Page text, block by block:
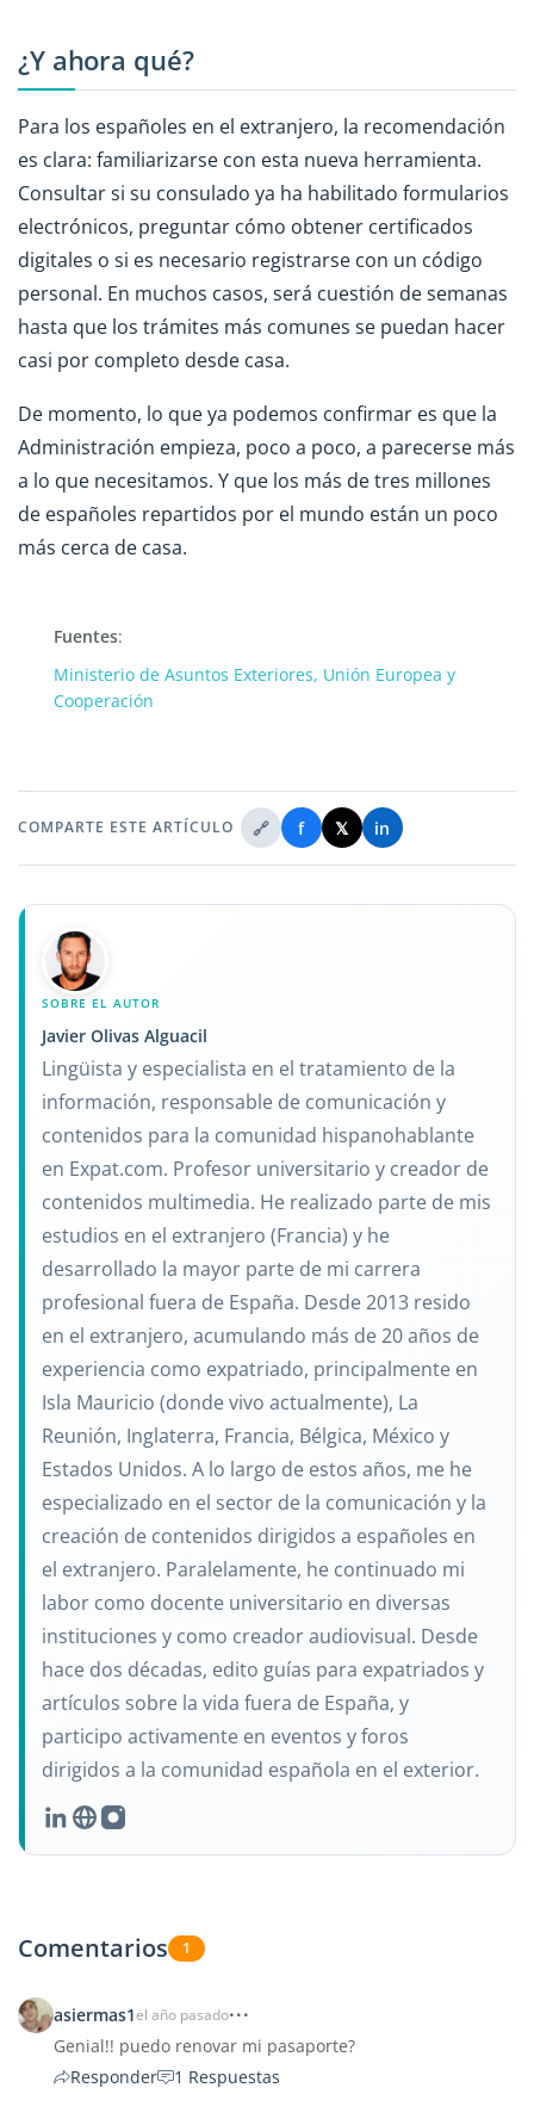
¿Y ahora qué?
Para los españoles en el extranjero, la recomendación
es clara: familiarizarse con esta nueva herramienta.
Consultar si su consulado ya ha habilitado formularios
electrónicos, preguntar cómo obtener certificados
digitales o si es necesario registrarse con un código
personal. En muchos casos, será cuestión de semanas
hasta que los trámites más comunes se puedan hacer
casi por completo desde casa.
De momento, lo que ya podemos confirmar es que la
Administración empieza, poco a poco, a parecerse más
a lo que necesitamos. Y que los más de tres millones
de españoles repartidos por el mundo están un poco
más cerca de casa.
Fuentes:
Ministerio de Asuntos Exteriores, Unión Europea y
Cooperación
COMPARTE ESTE ARTÍCULO 🔗 f 𝕏 in
SOBRE EL AUTOR
Javier Olivas Alguacil
Lingüista y especialista en el tratamiento de la
información, responsable de comunicación y
contenidos para la comunidad hispanohablante
en Expat.com. Profesor universitario y creador de
contenidos multimedia. He realizado parte de mis
estudios en el extranjero (Francia) y he
desarrollado la mayor parte de mi carrera
profesional fuera de España. Desde 2013 resido
en el extranjero, acumulando más de 20 años de
experiencia como expatriado, principalmente en
Isla Mauricio (donde vivo actualmente), La
Reunión, Inglaterra, Francia, Bélgica, México y
Estados Unidos. A lo largo de estos años, me he
especializado en el sector de la comunicación y la
creación de contenidos dirigidos a españoles en
el extranjero. Paralelamente, he continuado mi
labor como docente universitario en diversas
instituciones y como creador audiovisual. Desde
hace dos décadas, edito guías para expatriados y
artículos sobre la vida fuera de España, y
participo activamente en eventos y foros
dirigidos a la comunidad española en el exterior.
Comentarios 1
asiermas1el año pasado
Genial!! puedo renovar mi pasaporte?
Responder
1 Respuestas